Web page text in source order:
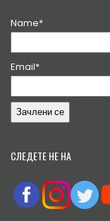
Name*
Email*
СЛЕДЕТЕ НЕ НА